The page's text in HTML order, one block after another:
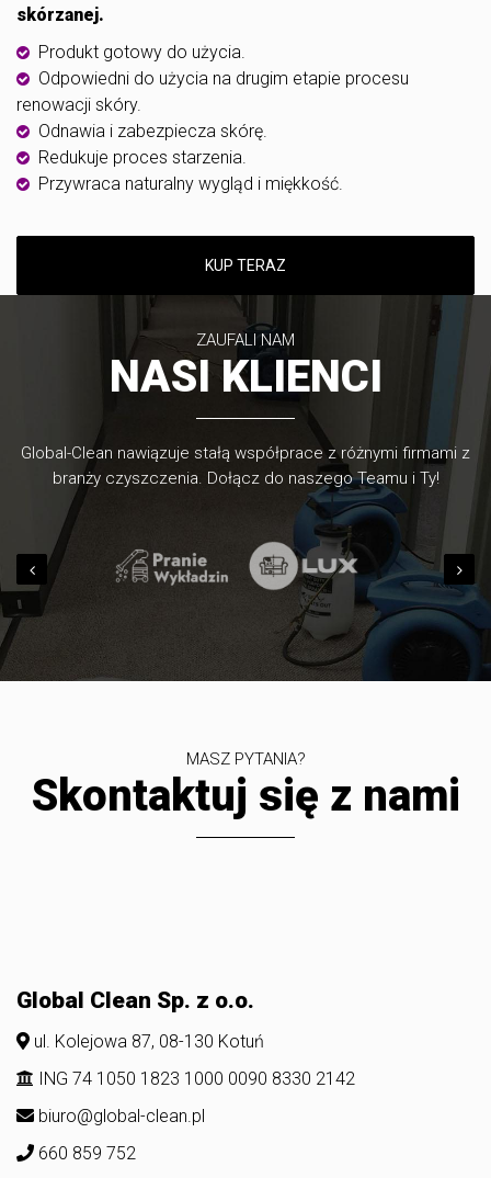
skórzanej.
Produkt gotowy do użycia.
Odpowiedni do użycia na drugim etapie procesu
renowacji skóry.
Odnawia i zabezpiecza skórę.
Redukuje proces starzenia.
Przywraca naturalny wygląd i miękkość.
KUP TERAZ
ZAUFALI NAM
NASI KLIENCI
Global-Clean nawiązuje stałą współprace z różnymi firmami z
branży czyszczenia. Dołącz do naszego Teamu i Ty!
MASZ PYTANIA?
Skontaktuj się z nami
Global Clean Sp. z o.o.
ul. Kolejowa 87, 08-130 Kotuń
ING 74 1050 1823 1000 0090 8330 2142
biuro@global-clean.pl
660 859 752